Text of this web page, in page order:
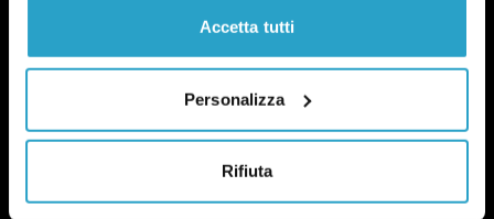
Accetta tutti
Personalizza
Rifiuta